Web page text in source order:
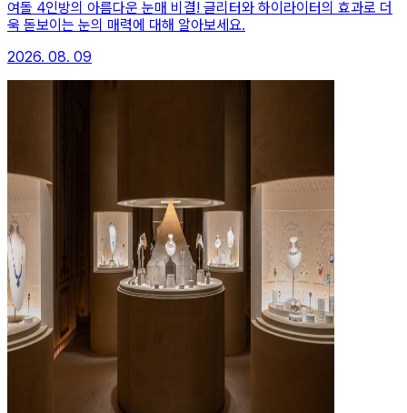
여돌 4인방의 아름다운 눈매 비결! 글리터와 하이라이터의 효과로 더
욱 돋보이는 눈의 매력에 대해 알아보세요.
2026. 08. 09